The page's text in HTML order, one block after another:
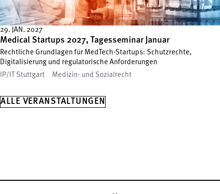
29. JAN. 2027
Medical Startups 2027, Tagesseminar Januar
Rechtliche Grundlagen für MedTech-Startups: Schutzrechte,
Digitalisierung und regulatorische Anforderungen
IP/IT Stuttgart
Medizin- und Sozialrecht
ALLE VERANSTALTUNGEN